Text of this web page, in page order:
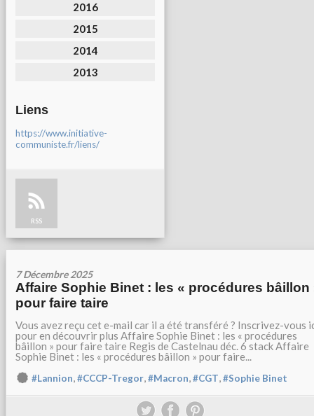
2016
2015
2014
2013
Liens
https://www.initiative-
communiste.fr/liens/
RSS
7 Décembre 2025
Affaire Sophie Binet : les « procédures bâillon
pour faire taire
Vous avez reçu cet e-mail car il a été transféré ? Inscrivez-vous
pour en découvrir plus Affaire Sophie Binet : les « procédures
bâillon » pour faire taire Regis de Castelnau déc. 6 stack Affaire
Sophie Binet : les « procédures bâillon » pour faire...
#Lannion,#CCCP-Tregor,#Macron,#CGT,#Sophie Binet